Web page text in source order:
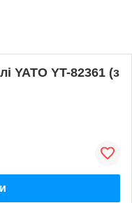
YATO YT-82361 (з